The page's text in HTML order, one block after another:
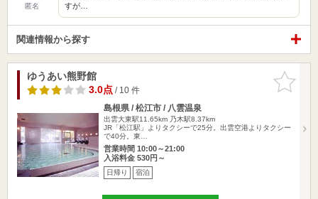
匿名
すが…
関連情報から探す
お気に入
りに追加
ゆうあい熊野館
3.0点/ 10 件
島根県 / 松江市 / 八雲温泉
出雲大東駅11.65km 乃木駅8.37km
JR「松江駅」よりタクシーで25分。出雲空港よりタクシー
で40分。東…
営業時間 10:00～21:00
入浴料金 530円～
日帰り 宿泊